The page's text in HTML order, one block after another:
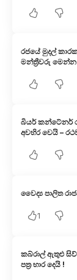
රජයේ මුදල්
මන්ත්‍රීවරු
බියර් කන්ටේනර්
අවහිර වෙයි –
වෛද්‍ය පාලිත
1
කබ්රාල් ඇතුළු
පත්‍ර භාර දෙයි !